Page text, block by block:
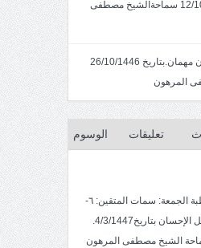
مغفره.بتاريخ12/10/1446 سماحةالشيخ مصطفى
خطبة الجمعة٢- أمران مهمان.بتاريخ 26/10/1446
المرهون
تعليقات الوسوم
خطبة الجمعة: سمات المتقين: ٦-
عمل الإحسان بتاريخ4/3/1447.
الشيخ مصطفى المرهون